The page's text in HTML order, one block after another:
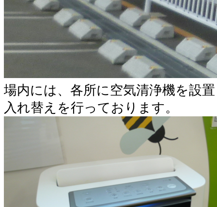
場内には、各所に空気清浄機を設
入れ替えを行っております。